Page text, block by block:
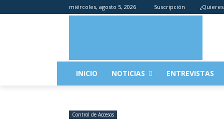
miércoles, agosto 5, 2026 Suscripción
INICIO NOTICIAS ENTREVISTAS
Control de Accesos